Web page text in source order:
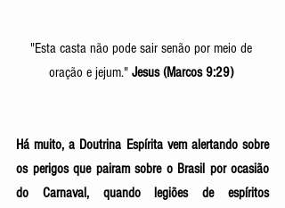
"Esta casta não pode sair senão por meio de
oração e jejum." Jesus (Marcos 9:29)
Há muito, a Doutrina Espírita vem alertando sobre
os perigos que pairam sobre o Brasil por ocasião
do Carnaval, quando legiões de espíritos